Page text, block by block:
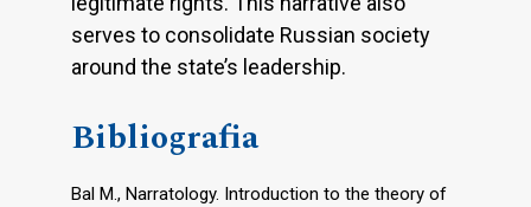
serves to consolidate Russian society
around the state’s leadership.
Bibliografia
Bal M., Narratology. Introduction to the theory of